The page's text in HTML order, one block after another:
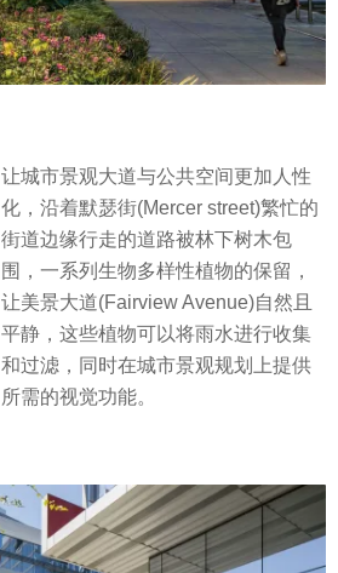
让城市景观大道与公共空间更加人性
化，沿着默瑟街(Mercer street)繁忙的
街道边缘行走的道路被林下树木包
围，一系列生物多样性植物的保留，
让美景大道(Fairview Avenue)自然且
平静，这些植物可以将雨水进行收集
和过滤，同时在城市景观规划上提供
所需的视觉功能。